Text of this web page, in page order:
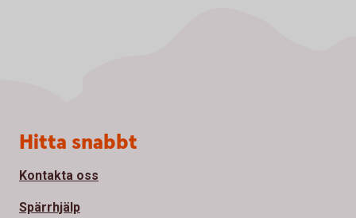
Sidfot
Hitta snabbt
Kontakta oss
Spärrhjälp